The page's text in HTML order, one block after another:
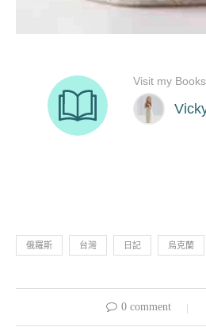
俄羅斯 台灣 日記 烏克蘭
0 comment